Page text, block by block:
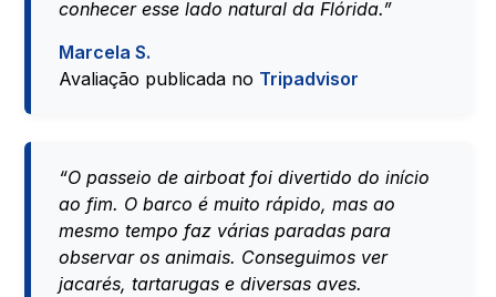
conhecer esse lado natural da Flórida.”
Marcela S.
Avaliação publicada no Tripadvisor
“O passeio de airboat foi divertido do início
ao fim. O barco é muito rápido, mas ao
mesmo tempo faz várias paradas para
observar os animais. Conseguimos ver
jacarés, tartarugas e diversas aves.